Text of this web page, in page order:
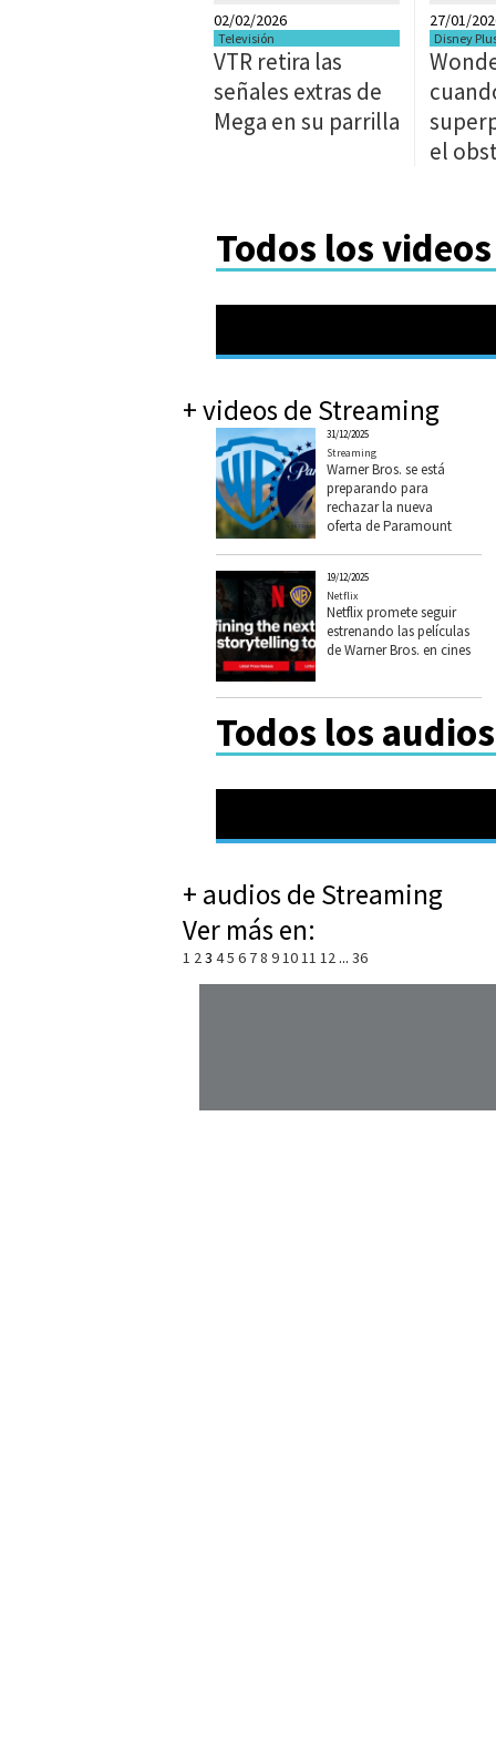
02/02/2026
Televisión
VTR retira las
señales extras de
Mega en su parrilla
27/01/
Disney
el
Todos los
+ videos de Streaming
31/12/2025
Streaming
Warner Bros. se está
preparando para
rechazar la nueva
oferta de Paramount
19/12/2025
Netflix
Netflix promete seguir
estrenando las películas
de Warner Bros. en cines
Todos los
+ audios de Streaming
Ver más en:
1 23 45 6 78 91011 12 ... 36